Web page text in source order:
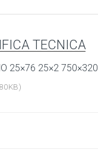
TECNICA
25×76 25×2 750×320